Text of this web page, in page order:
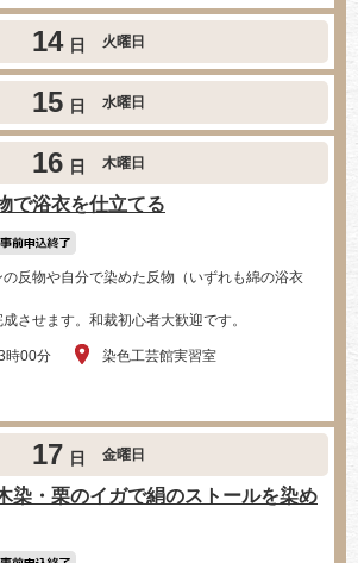
14 日 火曜日
15 日 水曜日
16 日 木曜日
で浴衣を仕立てる
反物や自分で染めた反物（いずれも綿の浴衣
させます。和裁初心者大歓迎です。
時00分 染色工芸館実習室
17 日 金曜日
・栗のイガで絹のストールを染め